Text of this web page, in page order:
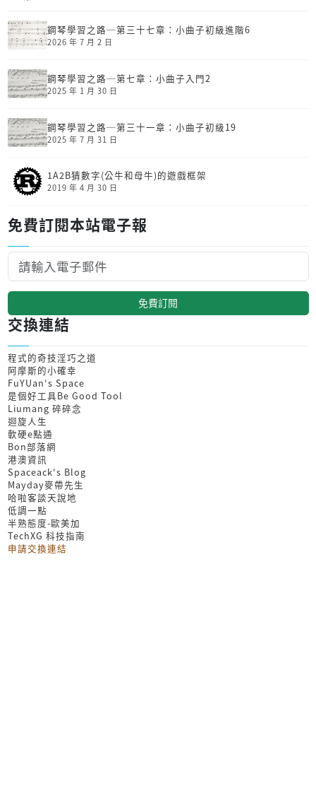
鋼琴學習之路─第三十七章：小曲子初級進階6
2026 年 7 月 2 日
鋼琴學習之路─第七章：小曲子入門2
2025 年 1 月 30 日
鋼琴學習之路─第三十一章：小曲子初級19
2025 年 7 月 31 日
1A2B猜數字(公牛和母牛)的遊戲框架
2019 年 4 月 30 日
免費訂閱本站電子報
免費訂閱
交換連結
程式的奇技淫巧之道
阿摩斯的小確幸
FuYUan's Space
是個好工具Be Good Tool
Liumang 碎碎念
迴旋人生
軟硬e點通
Bon部落網
港澳資訊
Spaceack's Blog
Mayday麥帶先生
哈啦客談天說地
低調一點
半熟態度-歐美加
TechXG 科技指南
申請交換連結